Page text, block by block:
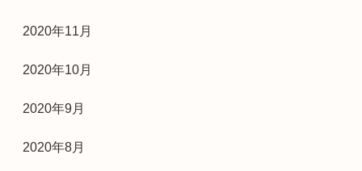
2020年11月
2020年10月
2020年9月
2020年8月